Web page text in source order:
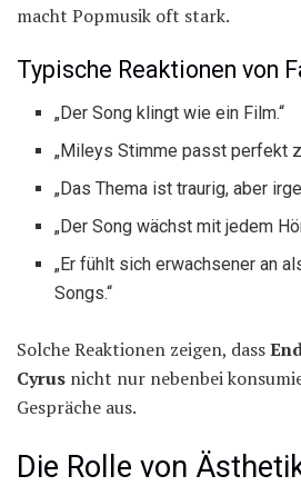
macht Popmusik oft stark.
Typische Reaktionen von
„Der Song klingt wie ein Film.“
„Mileys Stimme passt perfekt
„Das Thema ist traurig, aber
„Der Song wächst mit jedem
„Er fühlt sich erwachsener an
Songs.“
Solche Reaktionen zeigen, dass
Cyrus nicht nur nebenbei
Gespräche aus.
Die Rolle von